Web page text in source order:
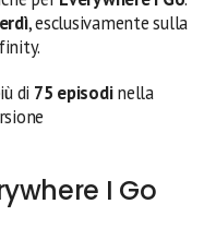
, esclusivamente sulla
di 75 episodinella
I Go